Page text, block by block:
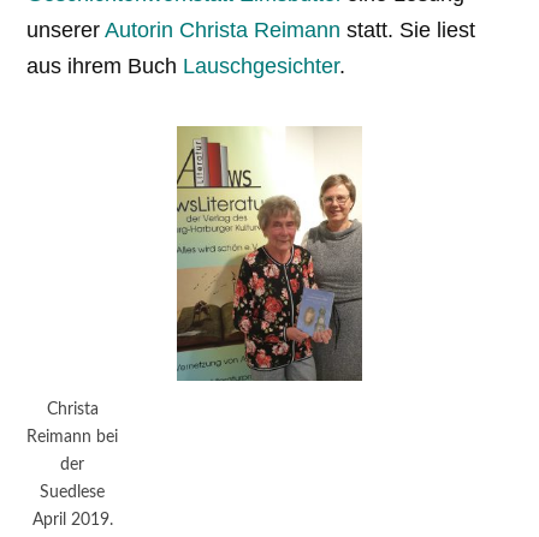
unsererAutorin Christa Reimann statt. Sie liest
aus ihrem Buch Lauschgesichter.
Christa
Reimann bei
der
Suedlese
April 2019.